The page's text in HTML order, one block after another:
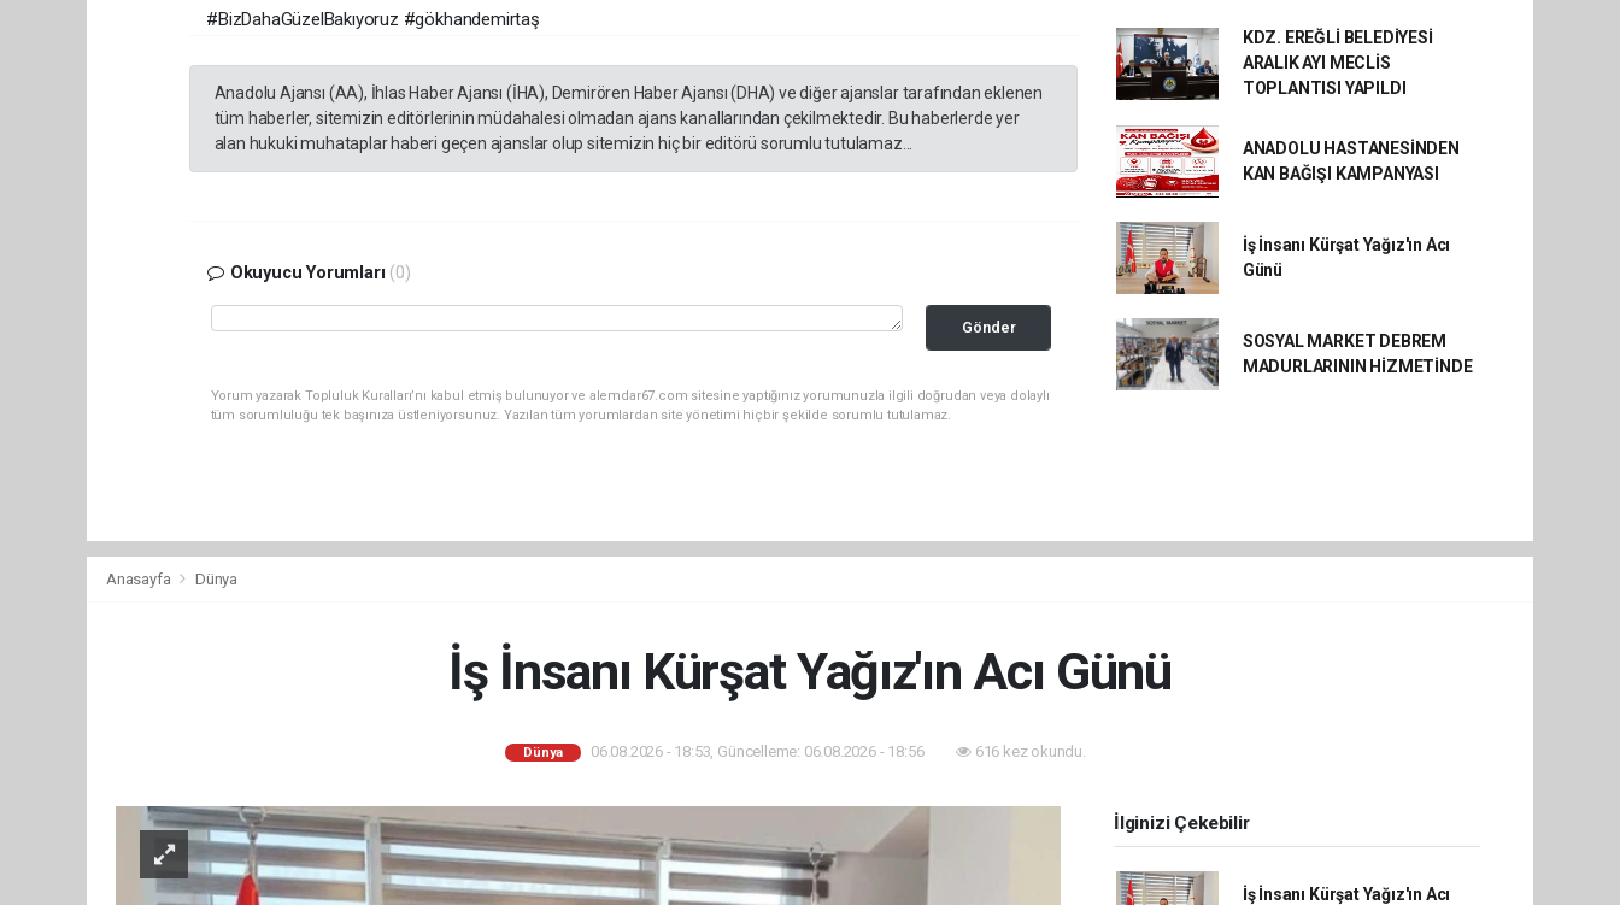
#BizDahaGüzelBakıyoruz #gökhandemirtaş
Anadolu Ajansı (AA), İhlas Haber Ajansı (İHA), Demirören Haber Ajansı (DHA) ve diğer ajanslar tarafından eklenen
tüm haberler, sitemizin editörlerinin müdahalesi olmadan ajans kanallarından çekilmektedir. Bu haberlerde yer
alan hukuki muhataplar haberi geçen ajanslar olup sitemizin hiç bir editörü sorumlu tutulamaz...
Okuyucu Yorumları (0)
Gönder
Yorum yazarak Topluluk Kuralları’nı kabul etmiş bulunuyor ve alemdar67.com sitesine yaptığınız yorumunuzla ilgili doğrudan veya dolaylı
tüm sorumluluğu tek başınıza üstleniyorsunuz. Yazılan tüm yorumlardan site yönetimi hiçbir şekilde sorumlu tutulamaz.
KDZ. EREĞLİ BELEDİYESİ
ARALIK AYI MECLİS
TOPLANTISI YAPILDI
ANADOLU HASTANESİNDEN
KAN BAĞIŞI KAMPANYASI
İş İnsanı Kürşat Yağız'ın Acı
Günü
SOSYAL MARKET DEBREM
MADURLARININ HİZMETİNDE
Anasayfa Dünya
İş İnsanı Kürşat Yağız'ın Acı Günü
Dünya 06.08.2026 - 18:53, Güncelleme: 06.08.2026 - 18:56 616 kez okundu.
İlginizi Çekebilir
İş İnsanı Kürşat Yağız'ın Acı